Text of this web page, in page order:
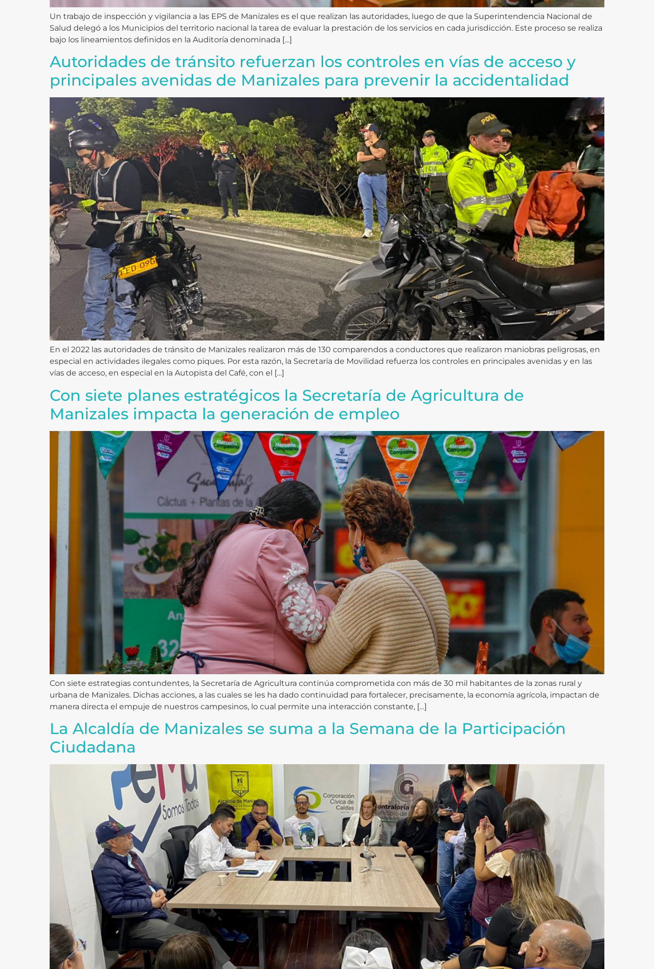
Un trabajo de inspección y vigilancia a las EPS de Manizales es el que realizan las autoridades, luego de que la Superintendencia Nacional de
Salud delegó a los Municipios del territorio nacional la tarea de evaluar la prestación de los servicios en cada jurisdicción. Este proceso se realiza
bajo los lineamientos definidos en la Auditoría denominada […]
Autoridades de tránsito refuerzan los controles en vías de acceso y
principales avenidas de Manizales para prevenir la accidentalidad
En el 2022 las autoridades de tránsito de Manizales realizaron más de 130 comparendos a conductores que realizaron maniobras peligrosas, en
especial en actividades ilegales como piques. Por esta razón, la Secretaría de Movilidad refuerza los controles en principales avenidas y en las
vías de acceso, en especial en la Autopista del Café, con el […]
Con siete planes estratégicos la Secretaría de Agricultura de
Manizales impacta la generación de empleo
Con siete estrategias contundentes, la Secretaría de Agricultura continúa comprometida con más de 30 mil habitantes de la zonas rural y
urbana de Manizales. Dichas acciones, a las cuales se les ha dado continuidad para fortalecer, precisamente, la economía agrícola, impactan de
manera directa el empuje de nuestros campesinos, lo cual permite una interacción constante, […]
La Alcaldía de Manizales se suma a la Semana de la Participación
Ciudadana